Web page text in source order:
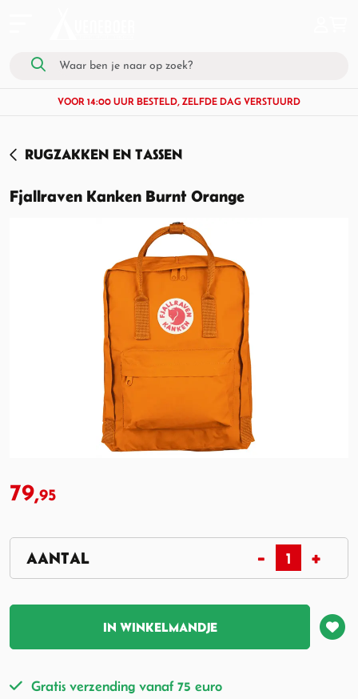
VOOR 14:00 UUR BESTELD, ZELFDE DAG VERSTUURD
RUGZAKKEN EN TASSEN
Fjallraven Kanken Burnt Orange
79,95
IN WINKELMANDJE
Gratis verzending vanaf 75 euro